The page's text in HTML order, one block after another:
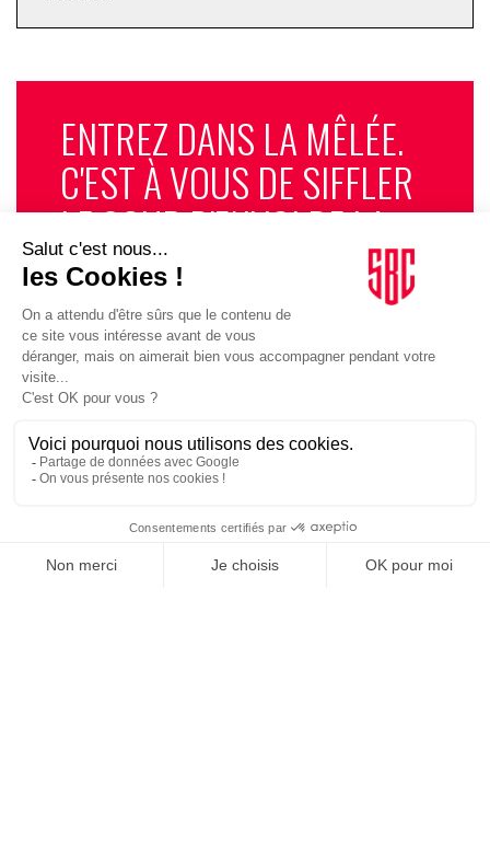
ENTREZ DANS LA MÊLÉE.
C'EST À VOUS DE SIFFLER
LE COUP D'ENVOI DE LA
PARTIE. LA SPORT
BUSINESS CLUB
NEWSLETTER, TOUS LES
MATINS, C'EST GRATUIT
JE M'INSCRIS